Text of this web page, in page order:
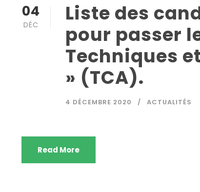
04
DÉC
Liste des
pour passer
Techniques
» (TCA).
4 DÉCEMBRE 2020 ACTUALITÉS
Read More